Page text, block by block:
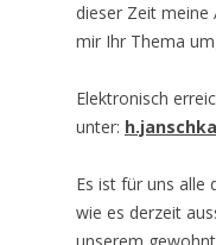
dieser Zeit meine
mir Ihr Thema
Elektronisch
unter:
Es ist für uns alle
wie es derzeit